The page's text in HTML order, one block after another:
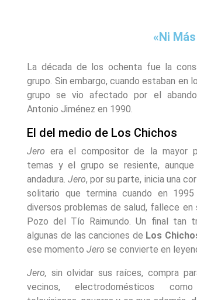
«Ni
La década de los ochenta fue la
grupo. Sin embargo, cuando estaban en
grupo se vio afectado por el
Antonio Jiménez en 1990.
El del medio de Los Chichos
Jero era el compositor de la mayor
temas y el grupo se resiente, aunque
andadura.Jero, por su parte, inicia una
solitario que termina cuando en
diversos problemas de salud, fallece en
Pozo del Tío Raimundo. Un final tan
algunas de las canciones de Los
ese momentoJero se convierte en
Jero, sin olvidar sus raíces, compra
vecinos, electrodomésticos como